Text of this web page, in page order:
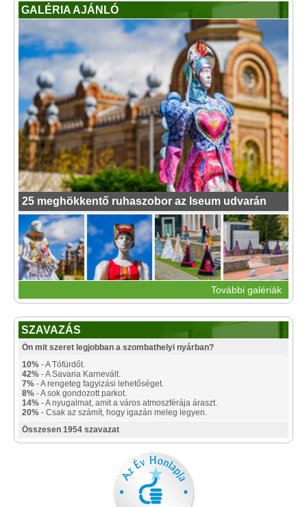
GALÉRIA AJÁNLÓ
25 meghökkentő ruhaszobor az Iseum udvarán
További galériák
SZAVAZÁS
Ön mit szeret legjobban a szombathelyi nyárban?
10% - A Tófürdőt.
42% - A Savaria Karnevált.
7% - A rengeteg fagyizási lehetőséget.
8% - A sok gondozott parkot.
14% - A nyugalmat, amit a város atmoszférája áraszt.
20% - Csak az számít, hogy igazán meleg legyen.
Összesen 1954 szavazat